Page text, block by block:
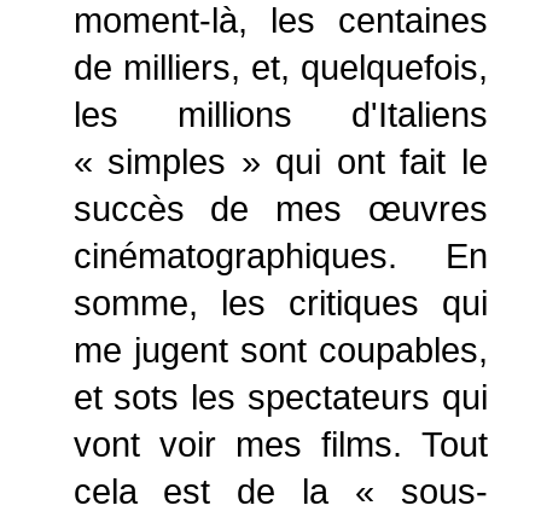
moment-là, les centaines
de milliers, et, quelquefois,
les millions d'Italiens
« simples » qui ont fait le
succès de mes œuvres
cinématographiques. En
somme, les critiques qui
me jugent sont coupables,
et sots les spectateurs qui
vont voir mes films. Tout
cela est de la « sous-